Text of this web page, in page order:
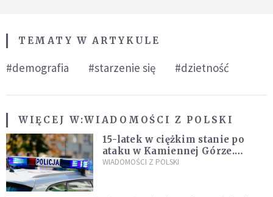
TEMATY W ARTYKULE
#demografia #starzenie się #dzietność
WIĘCEJ W:WIADOMOŚCI Z POLSKI
15-latek w ciężkim stanie po
ataku w Kamiennej Górze.
Policja zatrzymała dwóch
WIADOMOŚCI Z POLSKI